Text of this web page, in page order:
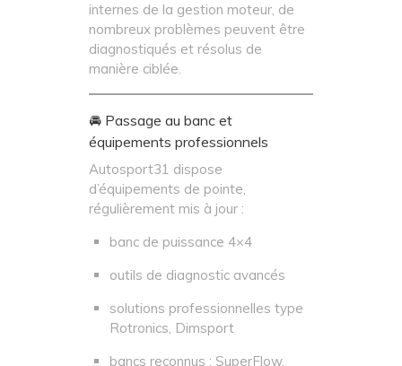
internes de la gestion moteur, de
nombreux problèmes peuvent être
diagnostiqués et résolus de
manière ciblée.
🚘 Passage au banc et
équipements professionnels
Autosport31 dispose
d’équipements de pointe,
régulièrement mis à jour :
banc de puissance 4×4
outils de diagnostic avancés
solutions professionnelles type
Rotronics, Dimsport
bancs reconnus : SuperFlow,